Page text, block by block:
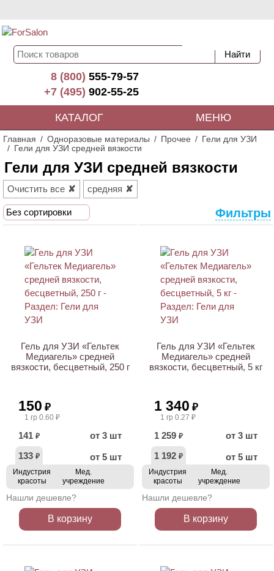
8 (800)555-79-57
+7 (495)902-55-25
КАТАЛОГ МЕНЮ
Главная Одноразовые материалы Прочее
Гели для УЗИ
Гели для УЗИ средней вязкости
Гели для УЗИ средней вязкости
Очистить все средняя
Без сортировки Фильтры
Гель для УЗИ «Гельтек
Медиагель» средней
вязкости, бесцветный, 250 г
150 ₽
1 гр 0.60 ₽
141 ₽
от 3 шт
133 ₽ от 5 шт
Индустрия
красоты
Мед.
учреждение
Нашли дешевле?
В корзину
Гель для УЗИ «Гельтек
Медиагель» средней
вязкости, бесцветный, 5 кг
1 340 ₽
1 гр 0.27 ₽
1 259 ₽
от 3 шт
1 192 ₽ от 5 шт
Индустрия
красоты
Мед.
учреждение
Нашли дешевле?
В корзину